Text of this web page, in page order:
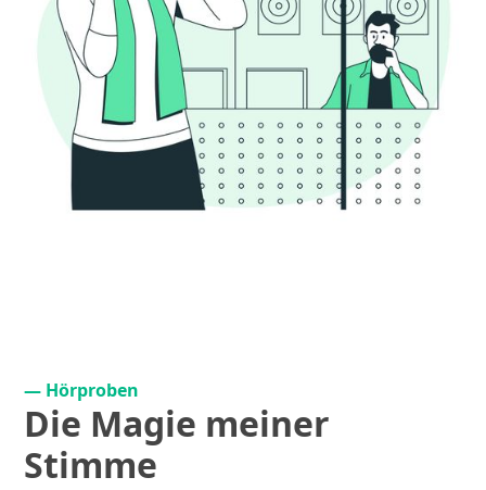
— Hörproben
Die Magie meiner
Stimme